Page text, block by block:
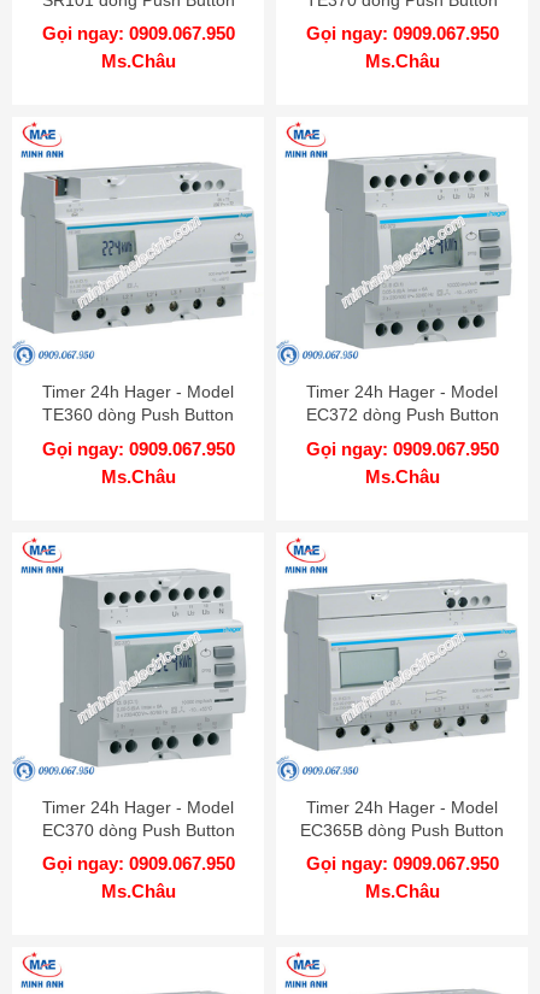
Gọi ngay: 0909.067.950
Ms.Châu
Gọi ngay: 0909.067.950
Ms.Châu
Timer 24h Hager - Model
TE360 dòng Push Button
Gọi ngay: 0909.067.950
Ms.Châu
Timer 24h Hager - Model
EC372 dòng Push Button
Gọi ngay: 0909.067.950
Ms.Châu
Timer 24h Hager - Model
EC370 dòng Push Button
Gọi ngay: 0909.067.950
Ms.Châu
Timer 24h Hager - Model
EC365B dòng Push Button
Gọi ngay: 0909.067.950
Ms.Châu